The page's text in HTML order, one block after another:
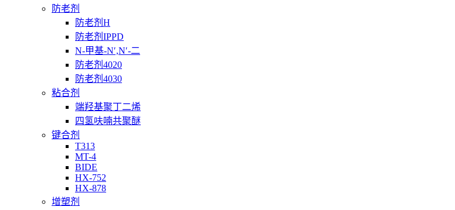
防老剂
防老剂H
防老剂IPPD
N-甲基-N′,N′-二
防老剂4020
防老剂4030
粘合剂
端羟基聚丁二烯
四氢呋喃共聚醚
键合剂
T313
MT-4
BIDE
HX-752
HX-878
增塑剂